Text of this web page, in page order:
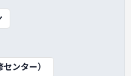
ンター）